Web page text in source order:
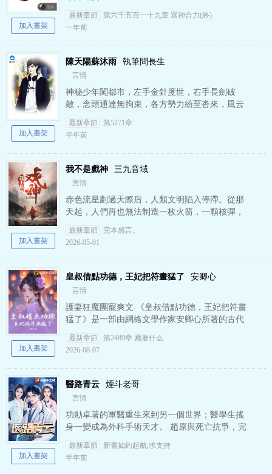
最新章節
第六千五百一十九章 眾神合力(終)
一年前
加入書架
陳天陽蘇沐雨 執筆問長生
言情
神秘少年闖都市，左手金針度世，右手長劍破
敵，念頭通達無拘束，各方勢力紛至沓來，風云
暗涌！
最新章節
第5271章
半年前
加入書架
我不是戲神 三九音域
言情
赤色流星劃過天際后，人類文明陷入停滯。從那
天起，人們再也無法制造一枚火箭，一顆核彈，
一架飛機，一臺汽車……近代科學堆砌而成的文
明金字塔轟然坍塌，而災難…
最新章節
完本感言。
2026-05-01
加入書架
皇叔借點功德，王妃把符畫猛了 安卿心
言情
護妻狂魔團寵爽文 《皇叔借點功德，王妃把符畫
猛了》是一部由網絡文學作家安卿心所著的古代
言情與奇幻元素相結合的小說，講述了現代符咒
師陸昭菱意外穿越至古…
最新章節
第2489章 藏著什么
2026-08-07
加入書架
醫路青云 煙斗老哥
言情
功勛卓著的軍醫重生來到另一個世界；醫學生搖
身一變成為外科手術天才。 趙原與死亡抗爭，完
成了一場又一場頂級手術。他不驕不躁，從實習
生起步，平步青云，終…
最新章節
新書如約起航,求支持
半年前
加入書架